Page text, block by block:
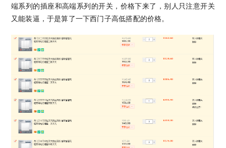
端系列的插座和高端系列的开关，价格下来了，别人只注意开关
又能装逼，于是算了一下西门子高低搭配的价格。